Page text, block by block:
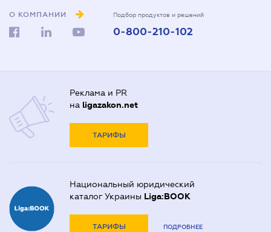
О КОМПАНИИ Подбор продуктов и решений
0-800-210-102
Реклама и PR
на ligazakon.net
ТАРИФЫ
Национальный юридический
каталог Украины Liga:BOOK
ТАРИФЫ ПОДРОБНЕЕ